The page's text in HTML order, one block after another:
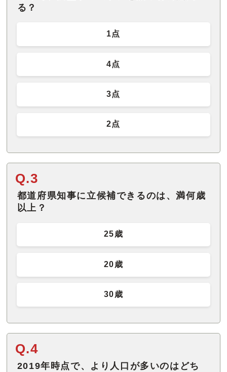
る？
1点
4点
3点
2点
Q.3
都道府県知事に立候補できるのは、満何歳
以上？
25歳
20歳
30歳
Q.4
2019年時点で、より人口が多いのはどち